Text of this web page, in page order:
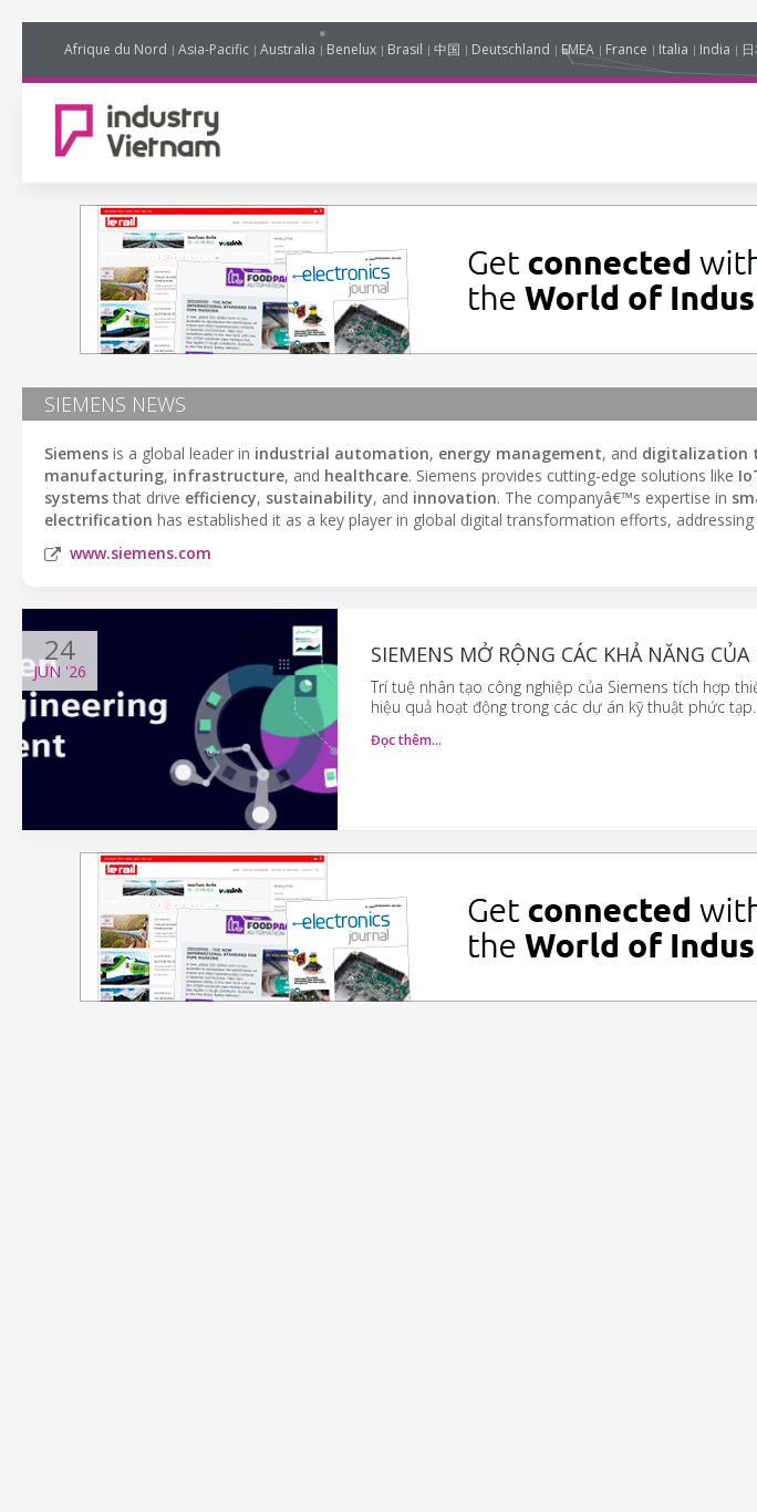
Afrique du Nord Asia-Pacific Australia Benelux Brasil 中国 Deutschland EMEA France Italia India
SIEMENS NEWS
Siemens is a global leader in industrial automation, energy management, and digitalization
manufacturing, infrastructure, and healthcare. Siemens provides cutting-edge solutions like
systemsthat drive efficiency, sustainability, and innovation. The companyâ€™s expertise in
electrification has established it as a key player in global digital transformation efforts,
www.siemens.com
24
JUN '26
SIEMENS MỞ RỘNG CÁC KHẢ NĂNG
Trí tuệ nhân tạo công nghiệp của Siemens tích hợp
hiệu quả hoạt động trong các dự án kỹ thuật phức tạp.
Đọc thêm…